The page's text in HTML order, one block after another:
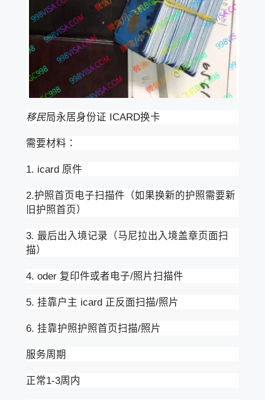
移民局永居身份证 ICARD换卡
需要材料：
1. icard 原件
2.护照首页电子扫描件（如果换新的护照需要新
旧护照首页）
3. 最后出入境记录（马尼拉出入境盖章页面扫
描）
4. oder 复印件或者电子/照片扫描件
5. 挂靠户主 icard 正反面扫描/照片
6. 挂靠护照护照首页扫描/照片
服务周期
正常1-3周内